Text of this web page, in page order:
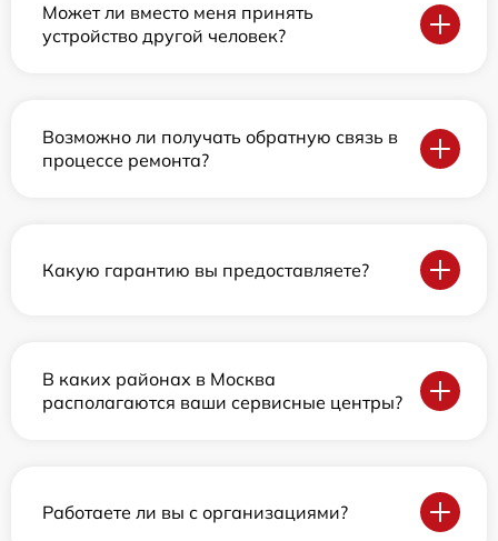
Может ли вместо меня принять
устройство другой человек?
Возможно ли получать обратную связь в
процессе ремонта?
Какую гарантию вы предоставляете?
В каких районах в Москва
располагаются ваши сервисные центры?
Работаете ли вы с организациями?